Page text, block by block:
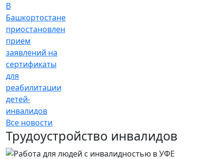
В
Башкортостане
приостановлен
прием
заявлений на
сертификаты
для
реабилитации
детей-
инвалидов
Все новости
Трудоустройство инвалидов